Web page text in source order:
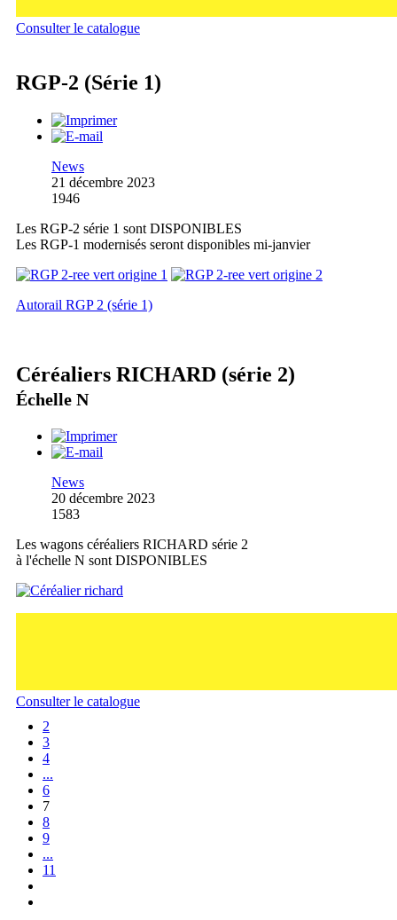
Consulter le catalogue
RGP-2 (Série 1)
News
21 décembre 2023
1946
Les RGP-2 série 1 sont DISPONIBLES
Les RGP-1 modernisés seront disponibles mi-janvier
Autorail RGP 2 (série 1)
Céréaliers RICHARD (série 2)
Échelle N
News
20 décembre 2023
1583
Les wagons céréaliers RICHARD série 2
à l'échelle N sont DISPONIBLES
Consulter le catalogue
2
3
4
...
6
7
8
9
...
11